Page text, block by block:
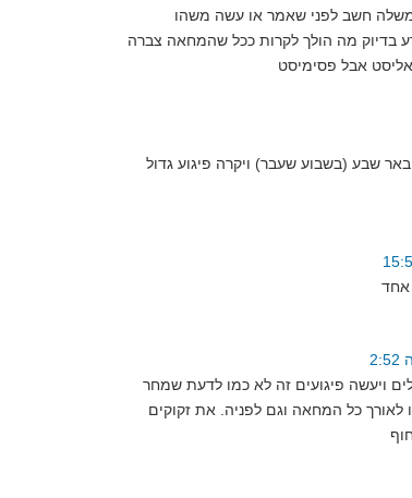
בדיוק מה הולך לקרות ככל שהמחאה צברה
שבע (בשבוע שעבר) ויקרה פיגוע גדול
ויעשה פיגועים זה לא כמו לדעת שמחר
לאורך כל המחאה וגם לפניה. את זקוקים